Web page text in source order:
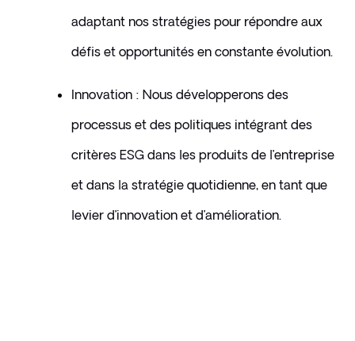
adaptant nos stratégies pour répondre aux
défis et opportunités en constante évolution.
Innovation : Nous développerons des
processus et des politiques intégrant des
critères ESG dans les produits de l’entreprise
et dans la stratégie quotidienne, en tant que
levier d’innovation et d’amélioration.